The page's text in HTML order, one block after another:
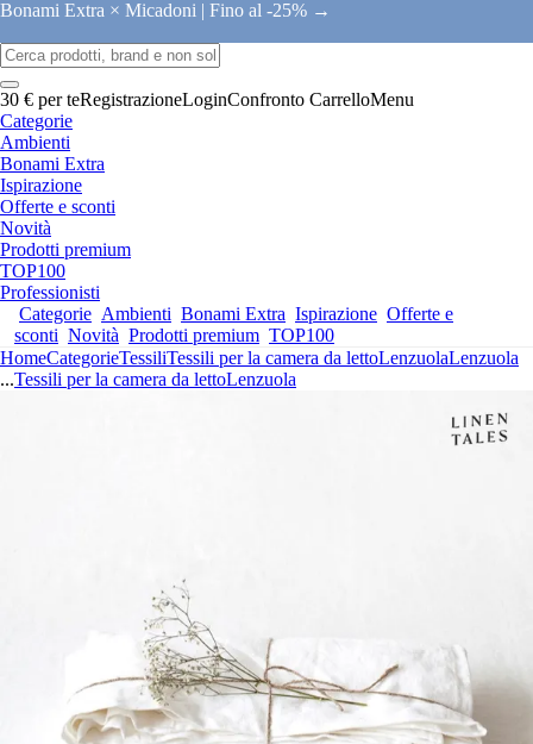
Bonami Extra × Micadoni | Fino al -25% →
30 € per teRegistrazioneLoginConfronto CarrelloMenu
Categorie
Ambienti
Bonami Extra
Ispirazione
Offerte e sconti
Novità
Prodotti premium
TOP100
Professionisti
Categorie Ambienti Bonami Extra Ispirazione Offerte e
sconti Novità Prodotti premium TOP100
HomeCategorieTessiliTessili per la camera da lettoLenzuolaLenzuola
...Tessili per la camera da lettoLenzuola